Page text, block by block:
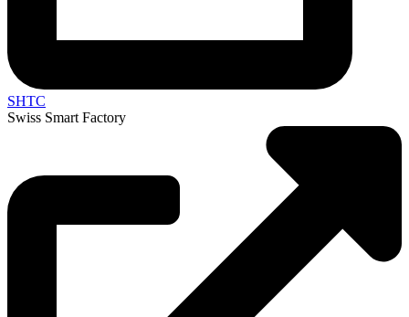
SHTC
Swiss Smart Factory